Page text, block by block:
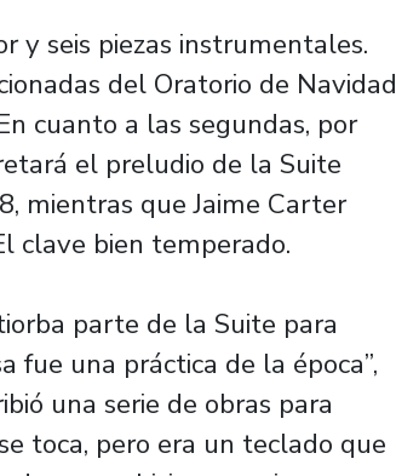
y seis piezas instrumentales.
del Oratorio de Navidad
cuanto a las segundas, por
el preludio de la Suite
mientras que Jaime Carter
clave bien temperado.
parte de la Suite para
fue una práctica de la época”,
una serie de obras para
toca, pero era un teclado que